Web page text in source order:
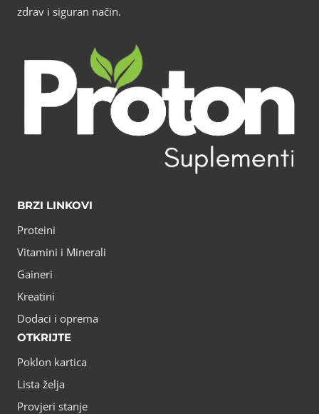
zdrav i siguran način.
BRZI LINKOVI
Proteini
Vitamini i Minerali
Gaineri
Kreatini
Dodaci i oprema
OTKRIJTE
Poklon kartica
Lista želja
Provjeri stanje